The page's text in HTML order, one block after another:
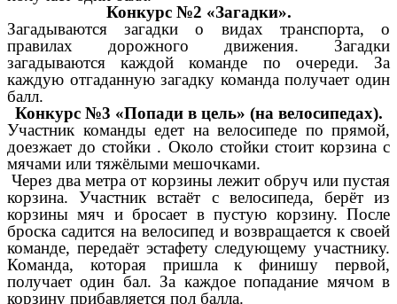
Конкурс №2 «Загадки».
Загадываются загадки о видах транспорта, о
правилах дорожного движения. Загадки
загадываются каждой команде по очереди. За
каждую отгаданную загадку команда получает один
балл.
Конкурс №3 «Попади в цель» (на велосипедах).
Участник команды едет на велосипеде по прямой,
доезжает до стойки . Около стойки стоит корзина с
мячами или тяжёлыми мешочками.
Через два метра от корзины лежит обруч или пустая
корзина. Участник встаёт с велосипеда, берёт из
корзины мяч и бросает в пустую корзину. После
броска садится на велосипед и возвращается к своей
команде, передаёт эстафету следующему участнику.
Команда, которая пришла к финишу первой,
получает один бал. За каждое попадание мячом в
корзину прибавляется пол балла.